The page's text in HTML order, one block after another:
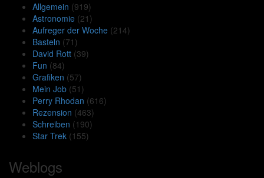
Allgemein (919)
Astronomie (21)
Aufreger der Woche (214)
Basteln (71)
David Rott (39)
Fun (84)
Grafiken (57)
Mein Job (51)
Perry Rhodan (616)
Rezension (463)
Schreiben (190)
Star Trek (155)
Weblogs